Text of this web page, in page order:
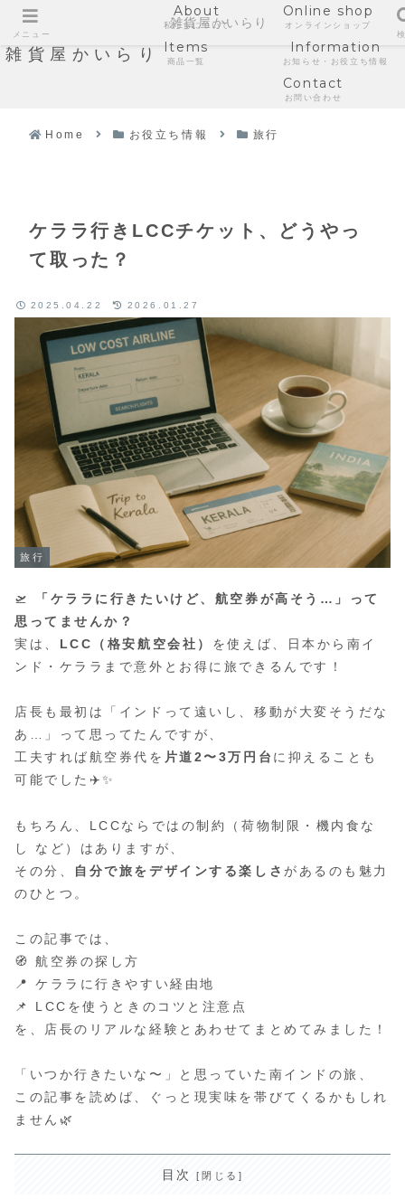
雑貨屋かいらり
About
私たちについて
Online shop
オンラインショップ
Items
商品一覧
Information
お知らせ・お役立ち情報
Contact
お問い合わせ
Home お役立ち情報 旅行
ケララ行きLCCチケット、どうやっ
て取った？
旅行
2025.04.22 2026.01.27
🛫
「ケララに行きたいけど、航空券が高そう…」って
思ってませんか？
実は、 LCC（格安航空会社） を使えば、日本から南イ
ンド・ケララまで意外とお得に旅できるんです！
店長も最初は「インドって遠いし、移動が大変そうだな
あ…」って思ってたんですが、
工夫すれば航空券代を 片道2〜3万円台 に抑えることも
可能でした✈️✨
もちろん、LCCならではの制約（荷物制限・機内食な
し など）はありますが、
その分、
自分で旅をデザインする楽しさ があるのも魅力
のひとつ。
この記事では、
🧭 航空券の探し方
📍 ケララに行きやすい経由地
📌 LCCを使うときのコツと注意点
を、店長のリアルな経験とあわせてまとめてみました！
「いつか行きたいな〜」と思っていた南インドの旅、
この記事を読めば、ぐっと現実味を帯びてくるかもしれ
ません🌿
目次
メニュー
雑貨屋かいらり